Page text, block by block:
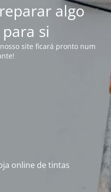
algo
si
site ficará pronto num
online de tintas